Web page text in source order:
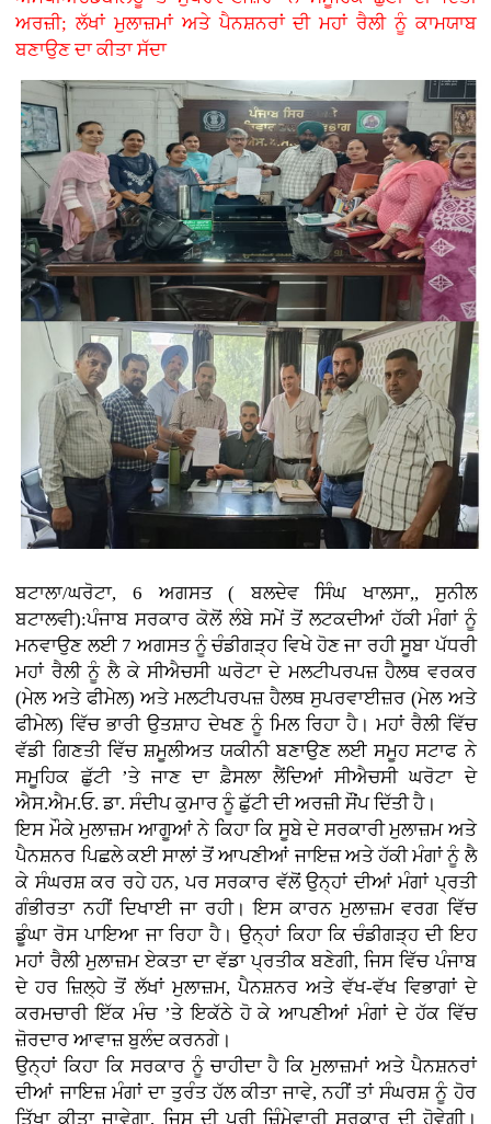
ਅਰਜ਼ੀ; ਲੱਖਾਂ ਮੁਲਾਜ਼ਮਾਂ ਅਤੇ ਪੈਨਸ਼ਨਰਾਂ ਦੀ ਮਹਾਂ ਰੈਲੀ ਨੂੰ ਕਾਮਯਾਬ
ਬਣਾਉਣ ਦਾ ਕੀਤਾ ਸੱਦਾ
ਬਟਾਲਾ/ਘਰੋਟਾ, 6 ਅਗਸਤ ( ਬਲਦੇਵ ਸਿੰਘ ਖਾਲਸਾ,, ਸੁਨੀਲ
ਬਟਾਲਵੀ):ਪੰਜਾਬ ਸਰਕਾਰ ਕੋਲੋਂ ਲੰਬੇ ਸਮੇਂ ਤੋਂ ਲਟਕਦੀਆਂ ਹੱਕੀ ਮੰਗਾਂ ਨੂੰ
ਮਨਵਾਉਣ ਲਈ 7 ਅਗਸਤ ਨੂੰ ਚੰਡੀਗੜ੍ਹ ਵਿਖੇ ਹੋਣ ਜਾ ਰਹੀ ਸੂਬਾ ਪੱਧਰੀ
ਮਹਾਂ ਰੈਲੀ ਨੂੰ ਲੈ ਕੇ ਸੀਐਚਸੀ ਘਰੋਟਾ ਦੇ ਮਲਟੀਪਰਪਜ਼ ਹੈਲਥ ਵਰਕਰ
(ਮੇਲ ਅਤੇ ਫੀਮੇਲ) ਅਤੇ ਮਲਟੀਪਰਪਜ਼ ਹੈਲਥ ਸੁਪਰਵਾਈਜ਼ਰ (ਮੇਲ ਅਤੇ
ਫੀਮੇਲ) ਵਿੱਚ ਭਾਰੀ ਉਤਸ਼ਾਹ ਦੇਖਣ ਨੂੰ ਮਿਲ ਰਿਹਾ ਹੈ। ਮਹਾਂ ਰੈਲੀ ਵਿੱਚ
ਵੱਡੀ ਗਿਣਤੀ ਵਿੱਚ ਸ਼ਮੂਲੀਅਤ ਯਕੀਨੀ ਬਣਾਉਣ ਲਈ ਸਮੂਹ ਸਟਾਫ ਨੇ
ਸਮੂਹਿਕ ਛੁੱਟੀ ’ਤੇ ਜਾਣ ਦਾ ਫ਼ੈਸਲਾ ਲੈਂਦਿਆਂ ਸੀਐਚਸੀ ਘਰੋਟਾ ਦੇ
ਐਸ.ਐਮ.ਓ. ਡਾ. ਸੰਦੀਪ ਕੁਮਾਰ ਨੂੰ ਛੁੱਟੀ ਦੀ ਅਰਜ਼ੀ ਸੌਂਪ ਦਿੱਤੀ ਹੈ।
ਇਸ ਮੌਕੇ ਮੁਲਾਜ਼ਮ ਆਗੂਆਂ ਨੇ ਕਿਹਾ ਕਿ ਸੂਬੇ ਦੇ ਸਰਕਾਰੀ ਮੁਲਾਜ਼ਮ ਅਤੇ
ਪੈਨਸ਼ਨਰ ਪਿਛਲੇ ਕਈ ਸਾਲਾਂ ਤੋਂ ਆਪਣੀਆਂ ਜਾਇਜ਼ ਅਤੇ ਹੱਕੀ ਮੰਗਾਂ ਨੂੰ ਲੈ
ਕੇ ਸੰਘਰਸ਼ ਕਰ ਰਹੇ ਹਨ, ਪਰ ਸਰਕਾਰ ਵੱਲੋਂ ਉਨ੍ਹਾਂ ਦੀਆਂ ਮੰਗਾਂ ਪ੍ਰਤੀ
ਗੰਭੀਰਤਾ ਨਹੀਂ ਦਿਖਾਈ ਜਾ ਰਹੀ। ਇਸ ਕਾਰਨ ਮੁਲਾਜ਼ਮ ਵਰਗ ਵਿੱਚ
ਡੂੰਘਾ ਰੋਸ ਪਾਇਆ ਜਾ ਰਿਹਾ ਹੈ। ਉਨ੍ਹਾਂ ਕਿਹਾ ਕਿ ਚੰਡੀਗੜ੍ਹ ਦੀ ਇਹ
ਮਹਾਂ ਰੈਲੀ ਮੁਲਾਜ਼ਮ ਏਕਤਾ ਦਾ ਵੱਡਾ ਪ੍ਰਤੀਕ ਬਣੇਗੀ, ਜਿਸ ਵਿੱਚ ਪੰਜਾਬ
ਦੇ ਹਰ ਜ਼ਿਲ੍ਹੇ ਤੋਂ ਲੱਖਾਂ ਮੁਲਾਜ਼ਮ, ਪੈਨਸ਼ਨਰ ਅਤੇ ਵੱਖ-ਵੱਖ ਵਿਭਾਗਾਂ ਦੇ
ਕਰਮਚਾਰੀ ਇੱਕ ਮੰਚ ’ਤੇ ਇਕੱਠੇ ਹੋ ਕੇ ਆਪਣੀਆਂ ਮੰਗਾਂ ਦੇ ਹੱਕ ਵਿੱਚ
ਜ਼ੋਰਦਾਰ ਆਵਾਜ਼ ਬੁਲੰਦ ਕਰਨਗੇ।
ਉਨ੍ਹਾਂ ਕਿਹਾ ਕਿ ਸਰਕਾਰ ਨੂੰ ਚਾਹੀਦਾ ਹੈ ਕਿ ਮੁਲਾਜ਼ਮਾਂ ਅਤੇ ਪੈਨਸ਼ਨਰਾਂ
ਦੀਆਂ ਜਾਇਜ਼ ਮੰਗਾਂ ਦਾ ਤੁਰੰਤ ਹੱਲ ਕੀਤਾ ਜਾਵੇ, ਨਹੀਂ ਤਾਂ ਸੰਘਰਸ਼ ਨੂੰ ਹੋਰ
ਤਿੱਖਾ ਕੀਤਾ ਜਾਵੇਗਾ, ਜਿਸ ਦੀ ਪੂਰੀ ਜ਼ਿੰਮੇਵਾਰੀ ਸਰਕਾਰ ਦੀ ਹੋਵੇਗੀ।